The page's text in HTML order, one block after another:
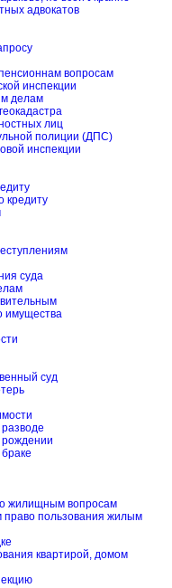
адвокатов
вопросам
инспекции
делам
лиц
полиции (ДПС)
инспекции
кредиту
суда
имущества
суд
рождении
жилищным вопросам
право пользования жилым
квартирой, домом